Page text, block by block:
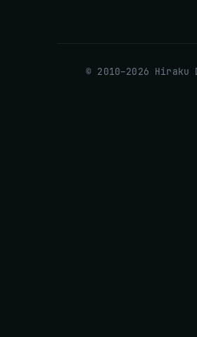
© 2010–2026 Hiraku